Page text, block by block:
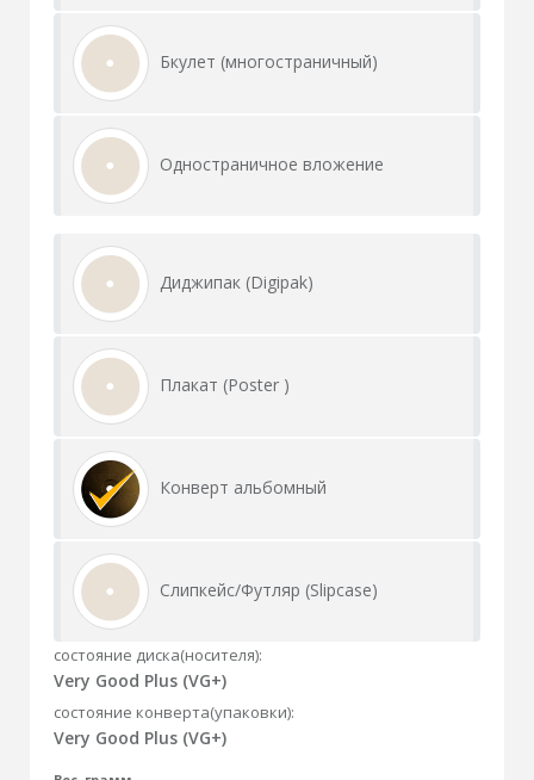
Бкулет (многостраничный)
Одностраничное вложение
Диджипак (Digipak)
Плакат (Poster )
Конверт альбомный
Слипкейс/Футляр (Slipcase)
состояние диска(носителя):
Very Good Plus (VG+)
состояние конверта(упаковки):
Very Good Plus (VG+)